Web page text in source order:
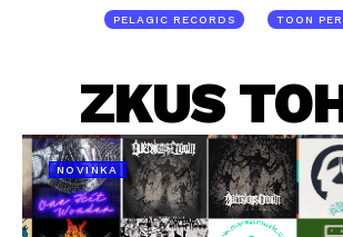
PELAGIC RECORDS TOON
ZKUS
NOVINKA